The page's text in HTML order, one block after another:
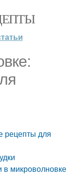
рецепты для
микроволновке